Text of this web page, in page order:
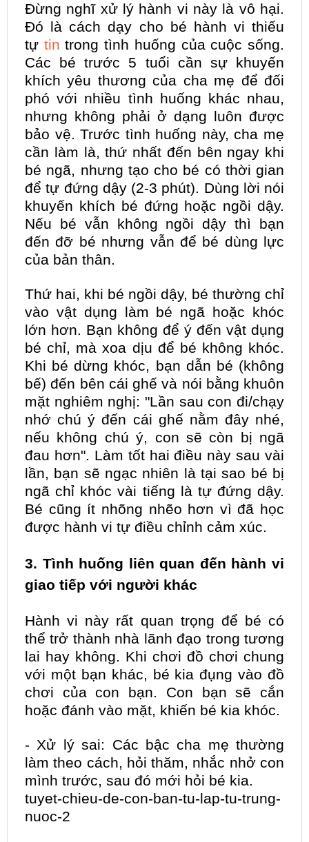
Đừng nghĩ xử lý hành vi này là vô hại.
Đó là cách dạy cho bé hành vi thiếu
tự tin trong tình huống của cuộc sống.
Các bé trước 5 tuổi cần sự khuyến
khích yêu thương của cha mẹ để đối
phó với nhiều tình huống khác nhau,
nhưng không phải ở dạng luôn được
bảo vệ. Trước tình huống này, cha mẹ
cần làm là, thứ nhất đến bên ngay khi
bé ngã, nhưng tạo cho bé có thời gian
để tự đứng dậy (2-3 phút). Dùng lời nói
khuyến khích bé đứng hoặc ngồi dậy.
Nếu bé vẫn không ngồi dậy thì bạn
đến đỡ bé nhưng vẫn để bé dùng lực
của bản thân.
Thứ hai, khi bé ngồi dậy, bé thường chỉ
vào vật dụng làm bé ngã hoặc khóc
lớn hơn. Bạn không để ý đến vật dụng
bé chỉ, mà xoa dịu để bé không khóc.
Khi bé dừng khóc, bạn dẫn bé (không
bế) đến bên cái ghế và nói bằng khuôn
mặt nghiêm nghị: "Lần sau con đi/chạy
nhớ chú ý đến cái ghế nằm đây nhé,
nếu không chú ý, con sẽ còn bị ngã
đau hơn". Làm tốt hai điều này sau vài
lần, bạn sẽ ngạc nhiên là tại sao bé bị
ngã chỉ khóc vài tiếng là tự đứng dậy.
Bé cũng ít nhõng nhẽo hơn vì đã học
được hành vi tự điều chỉnh cảm xúc.
3. Tình huống liên quan đến hành vi
giao tiếp với người khác
Hành vi này rất quan trọng để bé có
thể trở thành nhà lãnh đạo trong tương
lai hay không. Khi chơi đồ chơi chung
với một bạn khác, bé kia đụng vào đồ
chơi của con bạn. Con bạn sẽ cắn
hoặc đánh vào mặt, khiến bé kia khóc.
- Xử lý sai: Các bậc cha mẹ thường
làm theo cách, hỏi thăm, nhắc nhở con
mình trước, sau đó mới hỏi bé kia.
tuyet-chieu-de-con-ban-tu-lap-tu-trung-
nuoc-2